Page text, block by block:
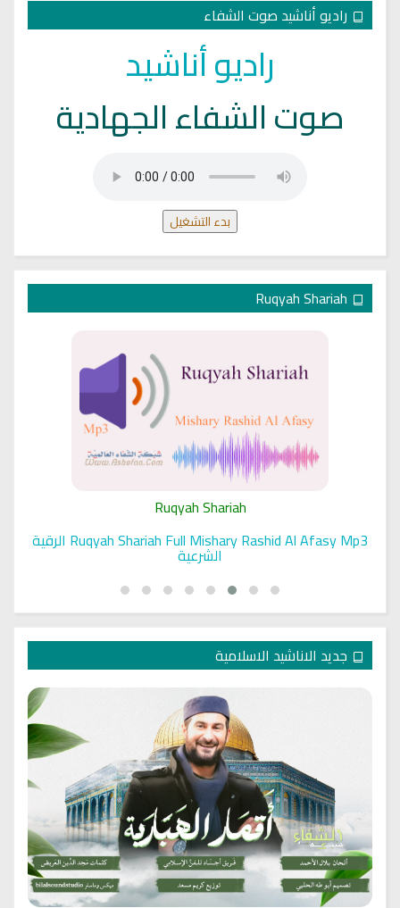
راديو أناشيد صوت الشفاء
راديو أناشيد
صوت الشفاء الجهادية
بدء التشغيل
Ruqyah Shariah
Ruqyah Shariah Full Mishary Rashid Al Afasy Mp3 الرقية
الشرعية
جديد الاناشيد الاسلامية